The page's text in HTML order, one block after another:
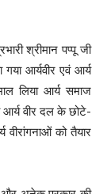
श्रीमान पप्पू जी
गया आर्यवीर एवं आर्य
लिया आर्य समाज
वीर दल के छोटे-
वीरांगनाओं को तैयार